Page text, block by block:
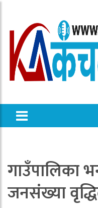
गाउँपालिका
जनसंख्या